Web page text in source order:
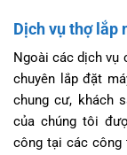
Dịch vụ thợ lắp
Ngoài các dịch vụ
chuyên lắp đặt
chung cư, khách
của chúng tôi
công tại các công